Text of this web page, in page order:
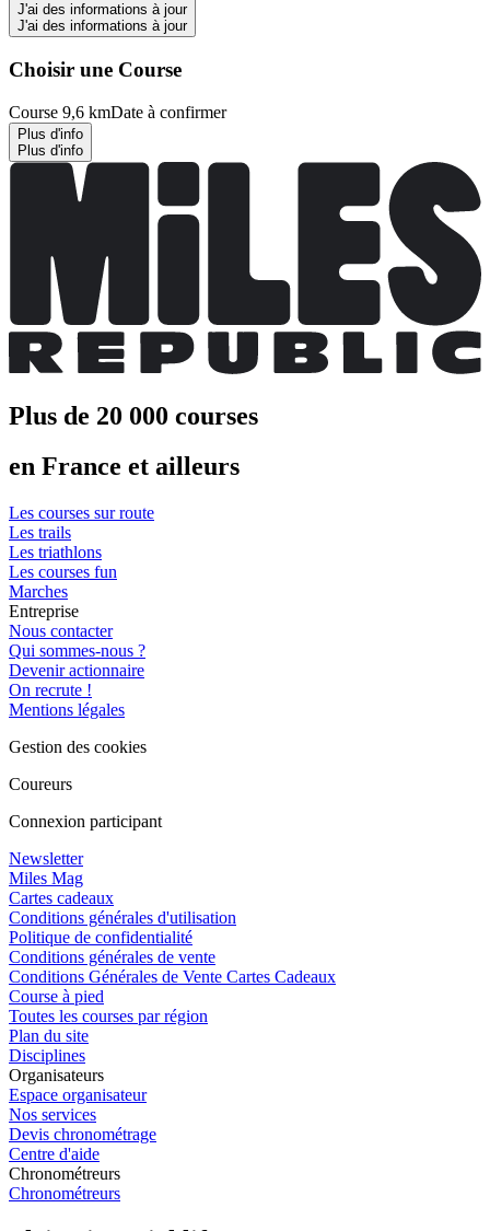
J'ai des informations à jour
J'ai des informations à jour
Choisir une Course
Course 9,6 kmDate à confirmer
Plus d'info
Plus d'info
Plus de 20 000 courses
en France et ailleurs
Les courses sur route
Les trails
Les triathlons
Les courses fun
Marches
Entreprise
Nous contacter
Qui sommes-nous ?
Devenir actionnaire
On recrute !
Mentions légales
Gestion des cookies
Coureurs
Connexion participant
Newsletter
Miles Mag
Cartes cadeaux
Conditions générales d'utilisation
Politique de confidentialité
Conditions générales de vente
Conditions Générales de Vente Cartes Cadeaux
Course à pied
Toutes les courses par région
Plan du site
Disciplines
Organisateurs
Espace organisateur
Nos services
Devis chronométrage
Centre d'aide
Chronométreurs
Chronométreurs